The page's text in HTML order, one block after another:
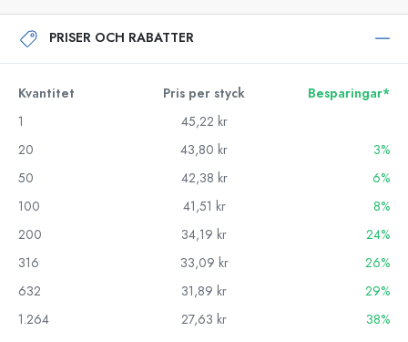
PRISER OCH RABATTER
Kvantitet Pris per styck
Besparingar*
1
45,22 kr
20
43,80 kr
3%
50
42,38 kr
6%
100
41,51 kr
8%
200
34,19 kr
24%
316
33,09 kr
26%
632
31,89 kr
29%
1.264
27,63 kr 38%